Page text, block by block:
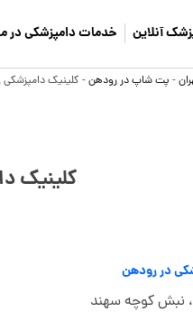
آنلاین خدمات دامپزشکی در
- پت شاپ در رودهن- کلینیک
کلینیک
در رودهن
نبش کوچه سهند